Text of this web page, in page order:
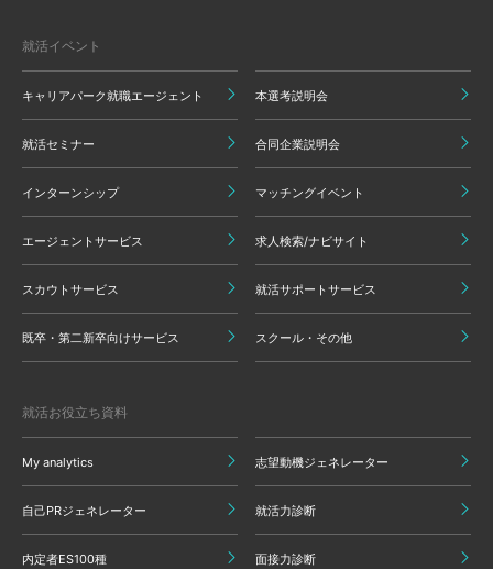
就活イベント
キャリアパーク就職エージェント 本選考説明会
就活セミナー 合同企業説明会
インターンシップ マッチングイベント
エージェントサービス 求人検索/ナビサイト
スカウトサービス 就活サポートサービス
既卒・第二新卒向けサービス スクール・その他
就活お役立ち資料
My analytics 志望動機ジェネレーター
自己PRジェネレーター 就活力診断
内定者ES100種 面接力診断